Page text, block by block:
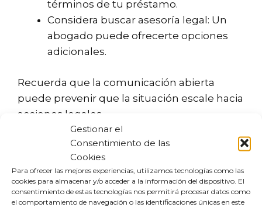
Gestionar el
Consentimiento de las
Cookies
Para ofrecer las mejores experiencias, utilizamos tecnologías como las
cookies para almacenar y/o acceder a la información del dispositivo. El
consentimiento de estas tecnologías nos permitirá procesar datos como
el comportamiento de navegación o las identificaciones únicas en este
términos de tu préstamo.
Considera buscar asesoría legal: Un
abogado puede ofrecerte opciones
adicionales.
Recuerda que la comunicación abierta
puede prevenir que la situación escale hacia
acciones legales.
¿Cómo reclamar a
Moneyman? Pasos a
seguir